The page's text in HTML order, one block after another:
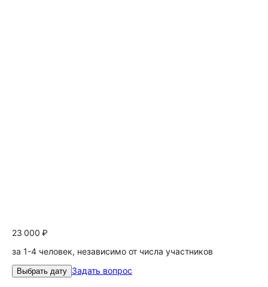
23 000 ₽
за 1-4 человек, независимо от числа участников
Выбрать дату Задать вопрос